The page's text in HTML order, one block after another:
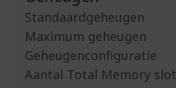
Standaardgeheugen
Maximum geheugen
Geheugenconfiguratie
Aantal Total Memory